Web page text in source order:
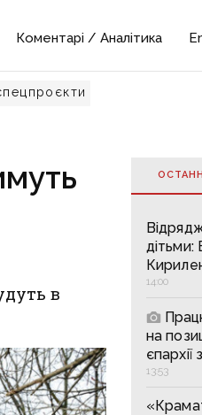
Коментарі / Аналітика
в
дітьми:
14:00
на
13:53